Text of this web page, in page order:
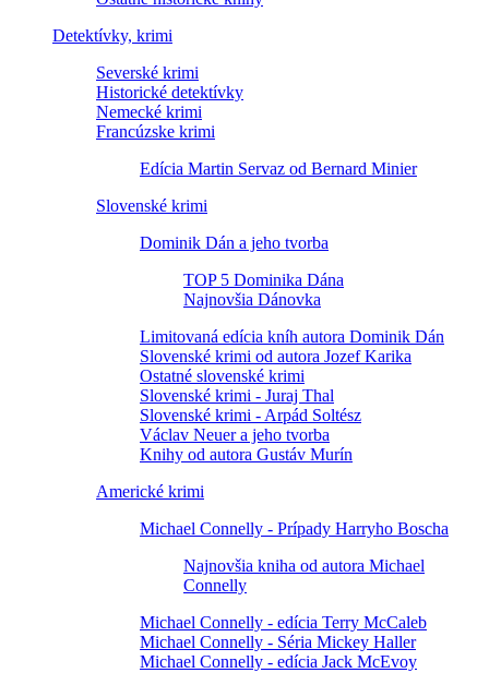
Detektívky, krimi
Severské krimi
Historické detektívky
Nemecké krimi
Francúzske krimi
Edícia Martin Servaz od Bernard Minier
Slovenské krimi
Dominik Dán a jeho tvorba
TOP 5 Dominika Dána
Najnovšia Dánovka
Limitovaná edícia kníh autora Dominik Dán
Slovenské krimi od autora Jozef Karika
Ostatné slovenské krimi
Slovenské krimi - Juraj Thal
Slovenské krimi - Arpád Soltész
Václav Neuer a jeho tvorba
Knihy od autora Gustáv Murín
Americké krimi
Michael Connelly - Prípady Harryho Boscha
Najnovšia kniha od autora Michael
Connelly
Michael Connelly - edícia Terry McCaleb
Michael Connelly - Séria Mickey Haller
Michael Connelly - edícia Jack McEvoy